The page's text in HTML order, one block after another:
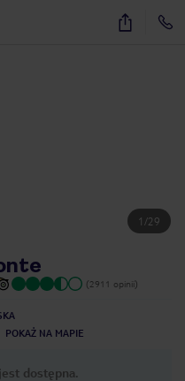
1 /29
(2911 opinii)
POKAŻ NA MAPIE
dostępna.